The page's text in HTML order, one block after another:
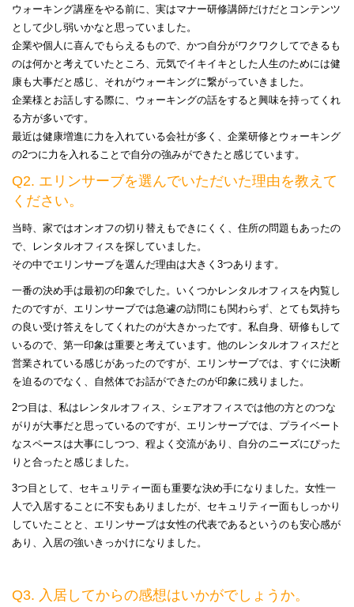
ウォーキング講座をやる前に、実はマナー研修講師だけだとコンテンツ
として少し弱いかなと思っていました。
企業や個人に喜んでもらえるもので、かつ自分がワクワクしてできるも
のは何かと考えていたところ、元気でイキイキとした人生のためには健
康も大事だと感じ、それがウォーキングに繋がっていきました。
企業様とお話しする際に、ウォーキングの話をすると興味を持ってくれ
る方が多いです。
最近は健康増進に力を入れている会社が多く、企業研修とウォーキング
の2つに力を入れることで自分の強みができたと感じています。
Q2. エリンサーブを選んでいただいた理由を教えて
ください。
当時、家ではオンオフの切り替えもできにくく、住所の問題もあったの
で、レンタルオフィスを探していました。
その中でエリンサーブを選んだ理由は大きく3つあります。
一番の決め手は最初の印象でした。いくつかレンタルオフィスを内覧し
たのですが、エリンサーブでは急遽の訪問にも関わらず、とても気持ち
の良い受け答えをしてくれたのが大きかったです。私自身、研修もして
いるので、第一印象は重要と考えています。他のレンタルオフィスだと
営業されている感じがあったのですが、エリンサーブでは、すぐに決断
を迫るのでなく、自然体でお話ができたのが印象に残りました。
2つ目は、私はレンタルオフィス、シェアオフィスでは他の方とのつな
がりが大事だと思っているのですが、エリンサーブでは、プライベート
なスペースは大事にしつつ、程よく交流があり、自分のニーズにぴった
りと合ったと感じました。
3つ目として、セキュリティー面も重要な決め手になりました。女性一
人で入居することに不安もありましたが、セキュリティー面もしっかり
していたことと、エリンサーブは女性の代表であるというのも安心感が
あり、入居の強いきっかけになりました。
Q3. 入居してからの感想はいかがでしょうか。